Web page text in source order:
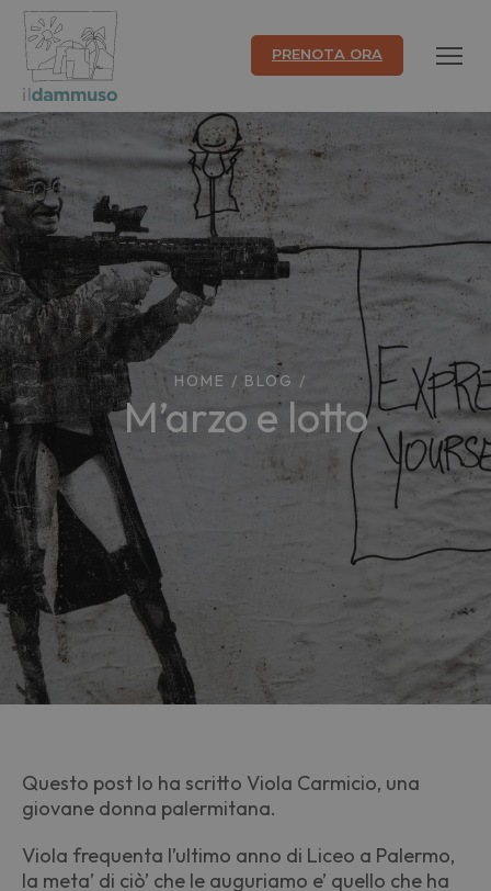
PRENOTA ORA
HOME / BLOG /
M’arzo e lotto
Questo post lo ha scritto Viola Carmicio, una
giovane donna palermitana.
Viola frequenta l’ultimo anno di Liceo a Palermo,
la meta’ di ciò’ che le auguriamo e’ quello che ha